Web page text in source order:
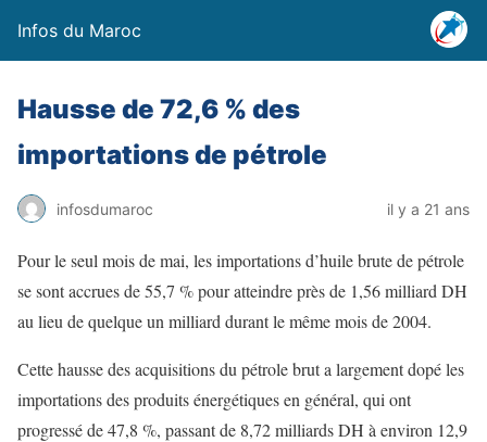
Infos du Maroc
Hausse de 72,6 % des
importations de pétrole
infosdumaroc il y a 21 ans
Pour le seul mois de mai, les importations d’huile brute de pétrole
se sont accrues de 55,7 % pour atteindre près de 1,56 milliard DH
au lieu de quelque un milliard durant le même mois de 2004.
Cette hausse des acquisitions du pétrole brut a largement dopé les
importations des produits énergétiques en général, qui ont
progressé de 47,8 %, passant de 8,72 milliards DH à environ 12,9